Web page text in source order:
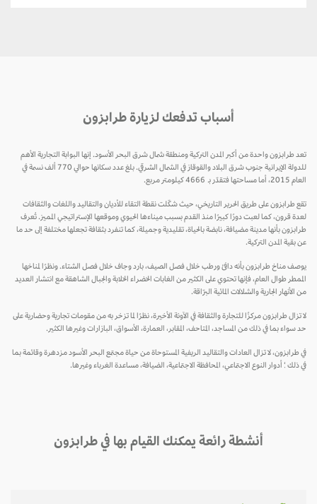
أسباب تدفعك لزيارة طرابزون
تعد طرابزون واحدة من أكبر المدن التركية ومنطقة شمال شرق البحر الأسود. إنها البوابة التجارية الأهم
للدولة الإيرانية جنوب شرق البلاد والقوقاز في الشمال الشرقي. بلغ عدد سكانها حوالي 770 ألف نسمة في
العام 2015، أما مساحتها فتقدّر بـ 4666 كيلومتر مربع.
تقع طرابزون على طريق الحرير التاريخي، حيث شكّلت نقطة التقاء للأديان والتقاليد واللغات والثقافات
لعدة قرون، كما لعبت دورًا كبيرًا منذ القدم بسبب ميناءها الحيوي وموقعها الإستراتيجي المميز. تُعرف
طرابزون بأنها مدينة مضيافة، نابضة بالحياة، تقليدية وجميلة، كما تنفرد بثقافة تجعلها مختلفة إلى حد ما
عن بقية المدن التركية.
يوصف مناخ طرابزون بأنه دافئ ورطب خلال فصل الصيف، بارد وجاف خلال فصل الشتاء. ونظرًا لمناخها
الممطر طوال العام، فإنها تحتوي على الكثير من الغابات الخضراء الخلابة والجبال الشاهقة مع انتشار العديد
من الأنهار الجارية والشلالات المائية البرّاقة.
لا تزال طرابزون مركزًا للتجارة والثقافة في الآونة الأخيرة، نظرًا لما تزخر به من مقومات تجارية وحضارية على
حد سواء بما في ذلك من المساجد، المتاحف، المقابر، العمارة، الأسواق، البازارات وغيرها الكثير.
في طرابزون، لا تزال العادات والتقاليد الريفية المستوحاة من حياة مجتمع البحر الأسود مزدهرة وقائمة بما
في ذلك ؛ أدوار النوع الاجتماعي، المحافظة الاجتماعية، الضيافة، مساعدة الغرباء وغيرها.
أنشطة رائعة يمكنك القيام بها في طرابزون